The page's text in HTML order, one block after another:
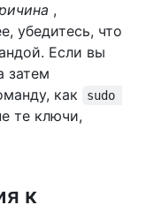
,
убедитесь, что
Если вы
затем
как
sudo
те ключи,
к